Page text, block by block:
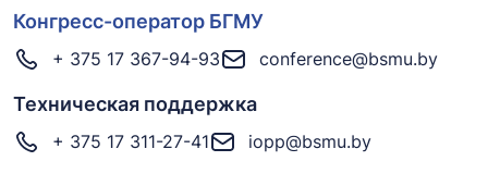
Конгресс-оператор БГМУ
+ 375 17 367-94-93 conference@bsmu.by
Техническая поддержка
+ 375 17 311-27-41 iopp@bsmu.by